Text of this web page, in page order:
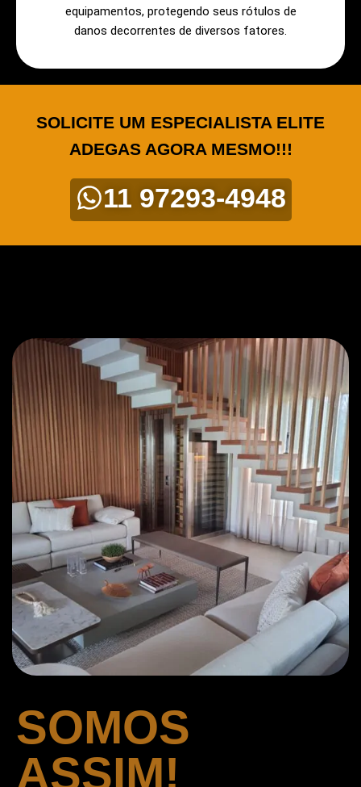
equipamentos, protegendo seus rótulos de
danos decorrentes de diversos fatores.
SOLICITE UM ESPECIALISTA ELITE
ADEGAS AGORA MESMO!!!
11 97293-4948
SOMOS
ASSIM!